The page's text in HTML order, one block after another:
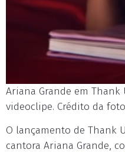
Ariana Grande em Thank
videoclipe. Crédito da
O lançamento de Thank
cantora Ariana Grande,